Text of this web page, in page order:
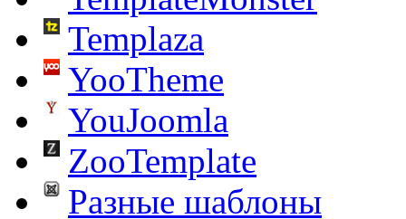
Templaza
YooTheme
YouJoomla
ZooTemplate
Разные шаблоны